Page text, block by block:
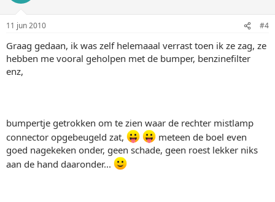
11 jun 2010 #4
Graag gedaan, ik was zelf helemaaal verrast toen ik ze zag, ze
hebben me vooral geholpen met de bumper, benzinefilter
enz,
bumpertje getrokken om te zien waar de rechter mistlamp
connector opgebeugeld zat,
meteen de boel even
goed nagekeken onder, geen schade, geen roest lekker niks
aan de hand daaronder...